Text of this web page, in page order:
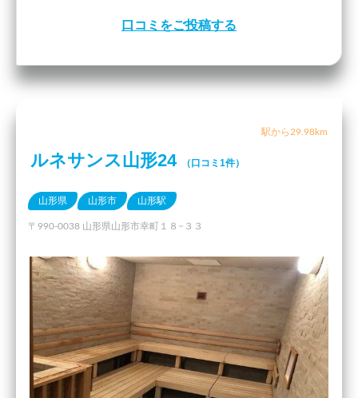
口コミをご投稿する
駅から29.98km
ルネサンス山形24 （口コミ1件）
山形県 山形市 山形駅
〒990-0038 山形県山形市幸町１８−３３